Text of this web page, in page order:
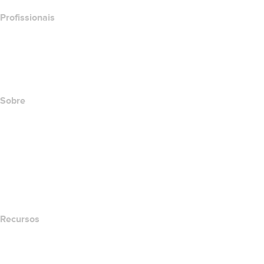
Profissionais
Sobre
Recursos